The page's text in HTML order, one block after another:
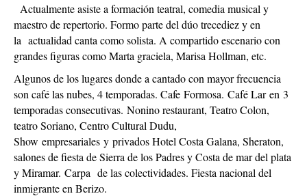
Actualmente asiste a formación teatral, comedia musical y
maestro de repertorio. Formo parte del dúo trecediez y en
la actualidad canta como solista. A compartido escenario con
grandes figuras como Marta graciela, Marisa Hollman, etc.
Algunos de los lugares donde a cantado con mayor frecuencia
son café las nubes, 4 temporadas. Cafe Formosa. Café Lar en 3
temporadas consecutivas. Nonino restaurant, Teatro Colon,
teatro Soriano, Centro Cultural Dudu,
Show empresariales y privados Hotel Costa Galana, Sheraton,
salones de fiesta de Sierra de los Padres y Costa de mar del plata
y Miramar. Carpa de las colectividades. Fiesta nacional del
inmigrante en Berizo.